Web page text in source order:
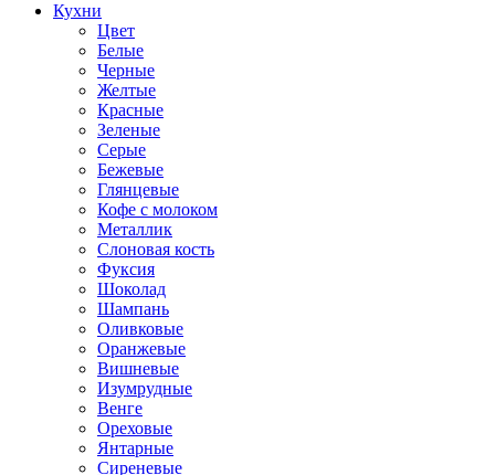
Кухни
Цвет
Белые
Черные
Желтые
Красные
Зеленые
Серые
Бежевые
Глянцевые
Кофе с молоком
Металлик
Слоновая кость
Фуксия
Шоколад
Шампань
Оливковые
Оранжевые
Вишневые
Изумрудные
Венге
Ореховые
Янтарные
Сиреневые